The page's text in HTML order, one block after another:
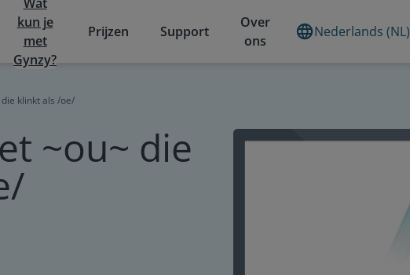
kun je
met
Gynzy?
Prijzen Support
Over
ons
Nederlands (NL)
klinkt als /oe/
~ou~ die